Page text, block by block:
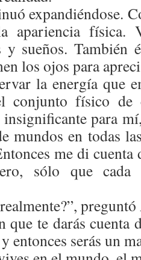
expandiéndose.
apariencia física.
y sueños. También
los ojos para
la energía que
conjunto físico de
insignificante para
mundos en todas
me di
sólo que
que te darás cuenta
entonces serás un